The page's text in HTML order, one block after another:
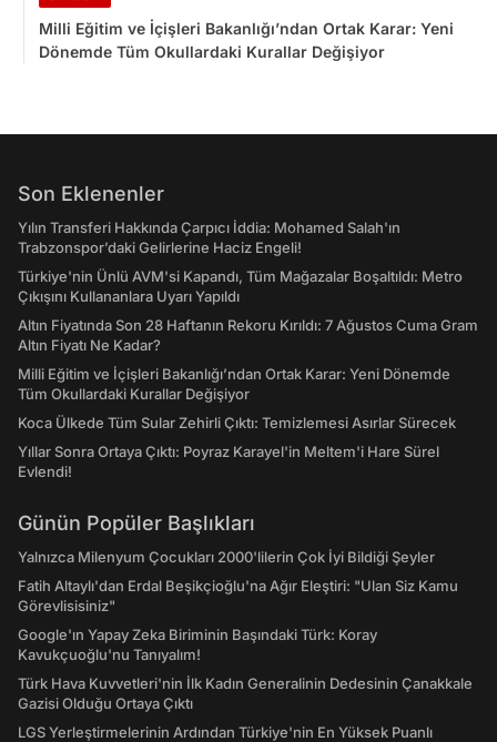
Milli Eğitim ve İçişleri Bakanlığı’ndan Ortak Karar: Yeni
Dönemde Tüm Okullardaki Kurallar Değişiyor
Son Eklenenler
Yılın Transferi Hakkında Çarpıcı İddia: Mohamed Salah'ın
Trabzonspor’daki Gelirlerine Haciz Engeli!
Türkiye'nin Ünlü AVM'si Kapandı, Tüm Mağazalar Boşaltıldı: Metro
Çıkışını Kullananlara Uyarı Yapıldı
Altın Fiyatında Son 28 Haftanın Rekoru Kırıldı: 7 Ağustos Cuma Gram
Altın Fiyatı Ne Kadar?
Milli Eğitim ve İçişleri Bakanlığı’ndan Ortak Karar: Yeni Dönemde
Tüm Okullardaki Kurallar Değişiyor
Koca Ülkede Tüm Sular Zehirli Çıktı: Temizlemesi Asırlar Sürecek
Yıllar Sonra Ortaya Çıktı: Poyraz Karayel'in Meltem'i Hare Sürel
Evlendi!
Günün Popüler Başlıkları
Yalnızca Milenyum Çocukları 2000'lilerin Çok İyi Bildiği Şeyler
Fatih Altaylı'dan Erdal Beşikçioğlu'na Ağır Eleştiri: "Ulan Siz Kamu
Görevlisisiniz"
Google'ın Yapay Zeka Biriminin Başındaki Türk: Koray
Kavukçuoğlu'nu Tanıyalım!
Türk Hava Kuvvetleri'nin İlk Kadın Generalinin Dedesinin Çanakkale
Gazisi Olduğu Ortaya Çıktı
LGS Yerleştirmelerinin Ardından Türkiye'nin En Yüksek Puanlı